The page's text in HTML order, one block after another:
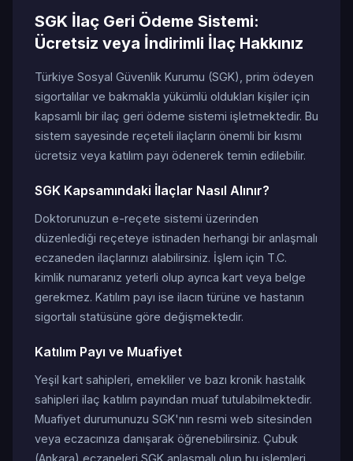
SGK İlaç Geri Ödeme Sistemi:
Ücretsiz veya İndirimli İlaç Hakkınız
Türkiye Sosyal Güvenlik Kurumu (SGK), prim ödeyen
sigortalılar ve bakmakla yükümlü oldukları kişiler için
kapsamlı bir ilaç geri ödeme sistemi işletmektedir. Bu
sistem sayesinde reçeteli ilaçların önemli bir kısmı
ücretsiz veya katılım payı ödenerek temin edilebilir.
SGK Kapsamındaki İlaçlar Nasıl Alınır?
Doktorunuzun e-reçete sistemi üzerinden
düzenlediği reçeteye istinaden herhangi bir anlaşmalı
eczaneden ilaçlarınızı alabilirsiniz. İşlem için T.C.
kimlik numaranız yeterli olup ayrıca kart veya belge
gerekmez. Katılım payı ise ilacın türüne ve hastanın
sigortalı statüsüne göre değişmektedir.
Katılım Payı ve Muafiyet
Yeşil kart sahipleri, emekliler ve bazı kronik hastalık
sahipleri ilaç katılım payından muaf tutulabilmektedir.
Muafiyet durumunuzu SGK'nın resmi web sitesinden
veya eczacınıza danışarak öğrenebilirsiniz. Çubuk
(Ankara) eczaneleri SGK anlaşmalı olup bu işlemleri